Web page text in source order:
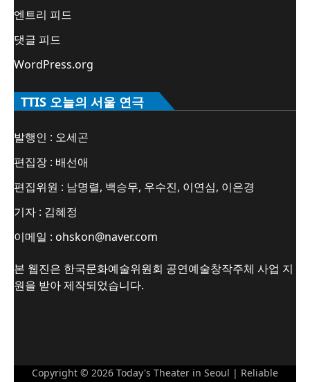
엔트리 피드
댓글 피드
WordPress.org
TTIS 오늘의 서울 연극
발행인 : 오세곤
편집장 : 배선애
편집위원 : 남명렬, 백승무, 우수진, 이연심, 이은경
기자 : 김혜정
이메일 : ohskon@naver.com
본 웹진은 한국문화예술위원회 공연예술창작주체 사업 지
원을 받아 제작되었습니다.
Copyright © 2026 Today's Theater in Seoul | Reliable